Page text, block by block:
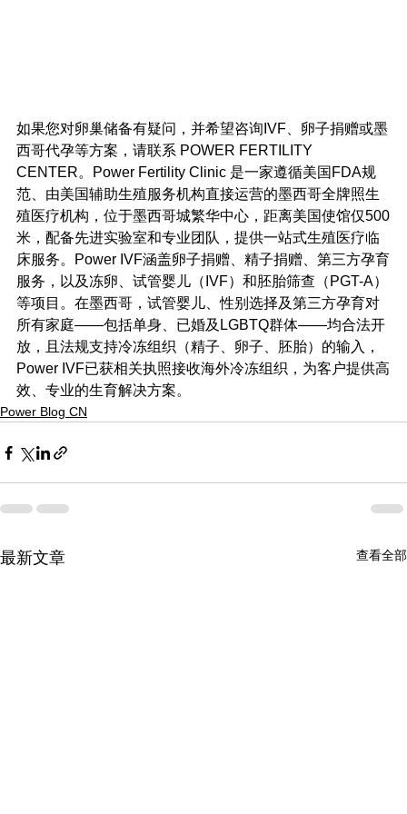
如果您对卵巢储备有疑问，并希望咨询IVF、卵子捐赠或墨
西哥代孕等方案，请联系 POWER FERTILITY
CENTER。Power Fertility Clinic 是一家遵循美国FDA规
范、由美国辅助生殖服务机构直接运营的墨西哥全牌照生
殖医疗机构，位于墨西哥城繁华中心，距离美国使馆仅500
米，配备先进实验室和专业团队，提供一站式生殖医疗临
床服务。Power IVF涵盖卵子捐赠、精子捐赠、第三方孕育
服务，以及冻卵、试管婴儿（IVF）和胚胎筛查（PGT-A）
等项目。在墨西哥，试管婴儿、性别选择及第三方孕育对
所有家庭——包括单身、已婚及LGBTQ群体——均合法开
放，且法规支持冷冻组织（精子、卵子、胚胎）的输入，
Power IVF已获相关执照接收海外冷冻组织，为客户提供高
效、专业的生育解决方案。
Power Blog CN
最新文章 查看全部